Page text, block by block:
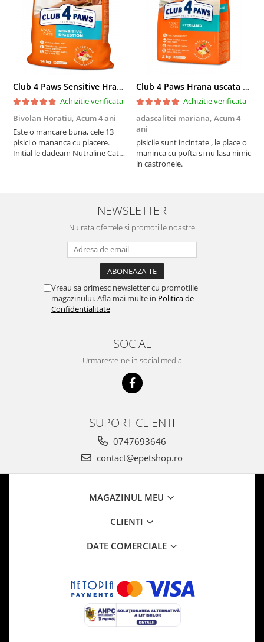
Club 4 Paws Sensitive Hrana uscata pisici adulte, 14kg
Achizitie verificata
Bivolan Horatiu, Acum 4 ani
Este o mancare buna, cele 13
pisici o mananca cu placere.
Initial le dadeam Nutraline Cat
nu o mananca cu placere. Eu
sunt multumit si voi continua cu
Club 4 Paws Hrana uscata pisici sterilizate, 2kg
Achizitie verificata
adascalitei mariana, Acum 4
ani
pisicile sunt incintate , le place o
maninca cu pofta si nu lasa nimic
in castronele.
NEWSLETTER
Nu rata ofertele si promotiile noastre
Vreau sa primesc newsletter cu promotiile
magazinului. Afla mai multe in Politica de
Confidentialitate
SOCIAL
Urmareste-ne in social media
SUPORT CLIENTI
0747693646
contact@epetshop.ro
MAGAZINUL MEU
CLIENTI
DATE COMERCIALE